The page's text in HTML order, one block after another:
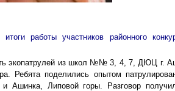
работы участников районного
экопатрулей из школ №№ 3, 4, 7, ДЮЦ г.
поделились опытом
Ашинка, Липовой горы. Разговор